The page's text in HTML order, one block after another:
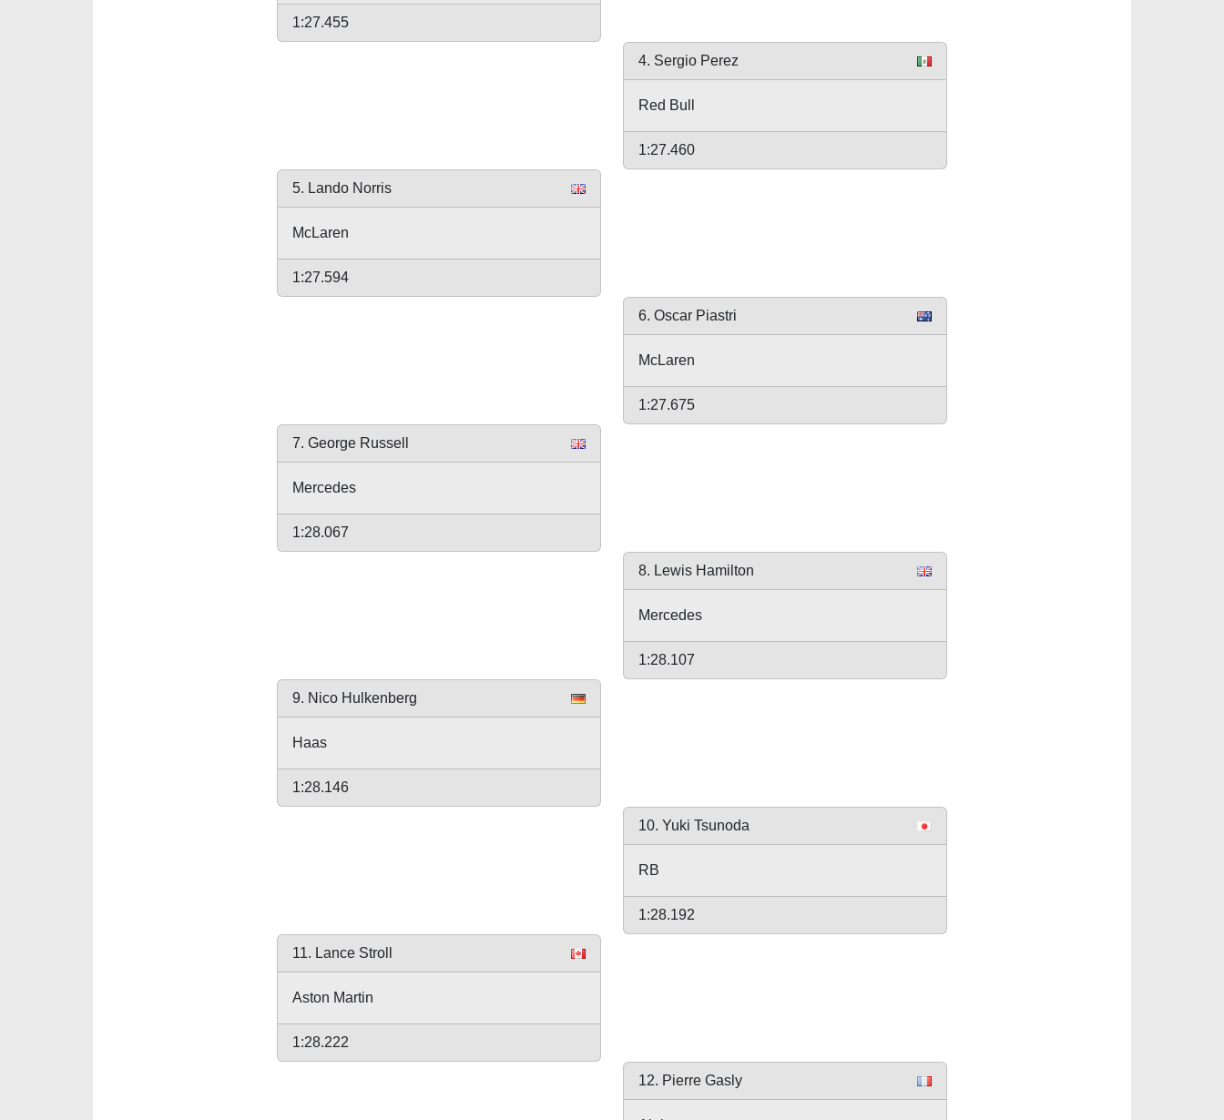
1:27.455
4. Sergio Perez
Red Bull
1:27.460
5. Lando Norris
McLaren
1:27.594
6. Oscar Piastri
McLaren
1:27.675
7. George Russell
Mercedes
1:28.067
8. Lewis Hamilton
Mercedes
1:28.107
9. Nico Hulkenberg
Haas
1:28.146
10. Yuki Tsunoda
RB
1:28.192
11. Lance Stroll
Aston Martin
1:28.222
12. Pierre Gasly